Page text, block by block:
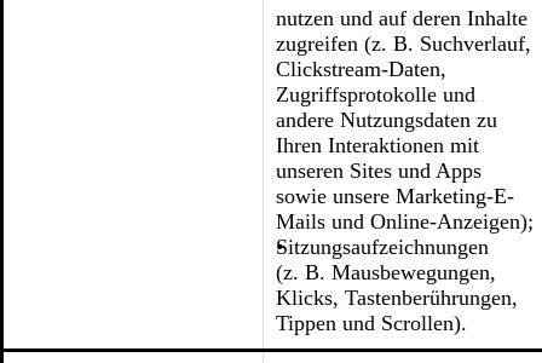
nutzen und auf deren Inhalte
zugreifen (z. B. Suchverlauf,
Clickstream-Daten,
Zugriffsprotokolle und
andere Nutzungsdaten zu
Ihren Interaktionen mit
unseren Sites und Apps
sowie unsere Marketing-E-
Mails und Online-Anzeigen);
Sitzungsaufzeichnungen
(z. B. Mausbewegungen,
Klicks, Tastenberührungen,
Tippen und Scrollen).